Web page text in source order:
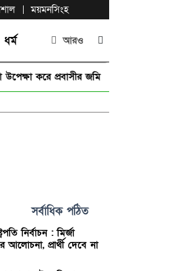
ময়মনসিংহ
ধর্ম আরও
করে প্রবাসীর জমি দখলের চেষ্টা
সর্বাধিক পঠিত
নির্বাচন : মির্জা
প্রার্থী দেবে না